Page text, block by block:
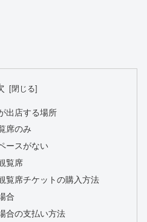
出店する場所
席のみ
ースがない
覧席
覧席チケットの購入方法
合
合の支払い方法